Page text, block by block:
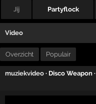
Jij Partyflock
Video
Overzicht Populair
muziekvideo · Disco Weapon ·